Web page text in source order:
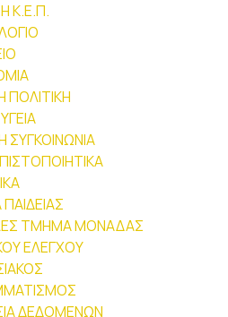
Κ.Ε.Π.
ΠΟΛΙΤΙΚΗ
ΣΥΓΚΟΙΝΩΝΙΑ
ΤΜΗΜΑ ΜΟΝΑΔΑΣ
ΕΛΕΓΧΟΥ
ΔΕΔΟΜΕΝΩΝ